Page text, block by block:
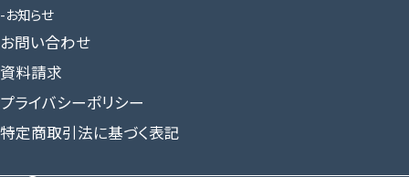
お知らせ
お問い合わせ
資料請求
プライバシーポリシー
特定商取引法に基づく表記